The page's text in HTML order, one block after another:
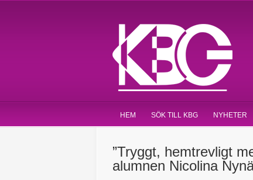
HEM SÖK TILL KBG NYHETER
”Tryggt, hemtrevligt
alumnen Nicolina